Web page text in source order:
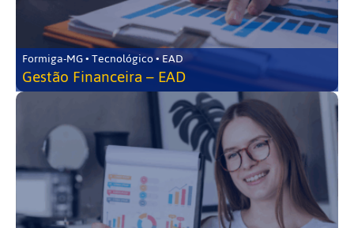
Formiga-MG • Tecnológico • EAD
Gestão Financeira – EAD